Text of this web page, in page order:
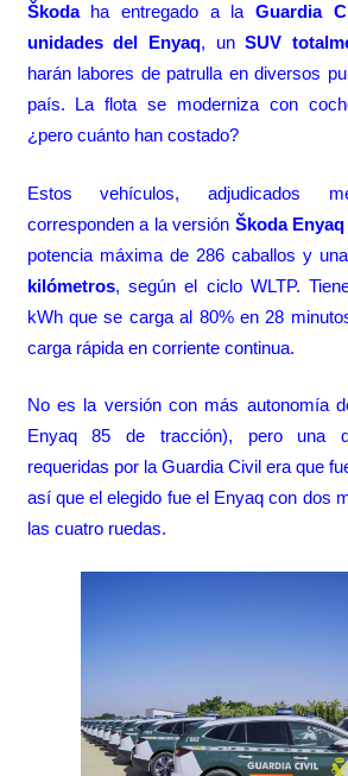
Škodaha entregado a la Guardia
unidades del Enyaq, unSUV
harán labores de patrulla en diversos
país. La flota se moderniza con
¿pero cuánto han costado?
Estos vehículos, adjudicados
corresponden a la versión Škoda Enyaq
potencia máxima de 286 caballos y una
kilómetros, según el ciclo WLTP.
kWh que se carga al 80% en 28
carga rápida en corriente continua.
No es la versión con más autonomía
Enyaq 85 de tracción), pero una
requeridas por la Guardia Civil era que
así que el elegido fue el Enyaq con dos
las cuatro ruedas.